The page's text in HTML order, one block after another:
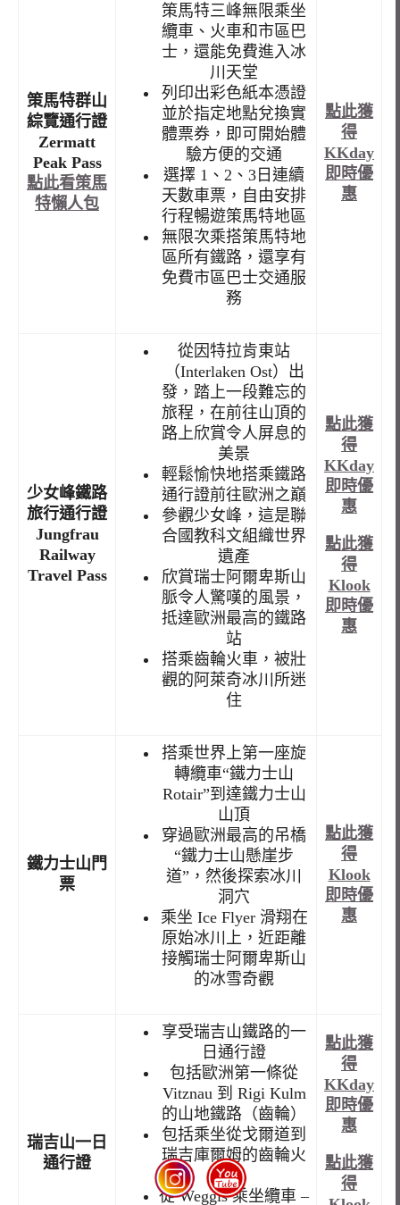
策馬特群山
綜覽通行證
Zermatt
Peak Pass
點此看策馬
特懶人包
策馬特三峰無限乘坐
纜車、火車和市區巴
士，還能免費進入冰
川天堂
列印出彩色紙本憑證
並於指定地點兌換實
體票券，即可開始體
驗方便的交通
選擇 1、2、3日連續
天數車票，自由安排
行程暢遊策馬特地區
無限次乘搭策馬特地
區所有鐵路，還享有
免費市區巴士交通服
務
點此獲
得
KKday
即時優
惠
少女峰鐵路
旅行通行證
Jungfrau
Railway
Travel Pass
從因特拉肯東站
（Interlaken Ost）出
發，踏上一段難忘的
旅程，在前往山頂的
路上欣賞令人屏息的
美景
輕鬆愉快地搭乘鐵路
通行證前往歐洲之巔
參觀少女峰，這是聯
合國教科文組織世界
遺產
欣賞瑞士阿爾卑斯山
脈令人驚嘆的風景，
抵達歐洲最高的鐵路
站
搭乘齒輪火車，被壯
觀的阿萊奇冰川所迷
住
點此獲
得
KKday
即時優
惠
點此獲
得
Klook
即時優
惠
鐵力士山門
票
搭乘世界上第一座旋
轉纜車“鐵力士山
Rotair”到達鐵力士山
山頂
穿過歐洲最高的吊橋
“鐵力士山懸崖步
道”，然後探索冰川
洞穴
乘坐 Ice Flyer 滑翔在
原始冰川上，近距離
接觸瑞士阿爾卑斯山
的冰雪奇觀
點此獲
得
Klook
即時優
惠
瑞吉山一日
通行證
享受瑞吉山鐵路的一
日通行證
包括歐洲第一條從
Vitznau 到 Rigi Kulm
的山地鐵路（齒輪）
包括乘坐從戈爾道到
瑞吉庫爾姆的齒輪火
車
從 Weggis 乘坐纜車 –
點此獲
得
KKday
即時優
惠
點此獲
得